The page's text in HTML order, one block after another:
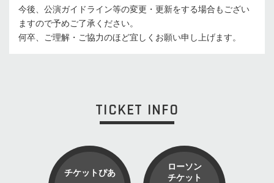
今後、公演ガイドライン等の変更・更新をする場合もござい
ますので予めご了承ください。
何卒、ご理解・ご協力のほど宜しくお願い申し上げます。
TICKET INFO
チケットぴあ
ローソン
チケット